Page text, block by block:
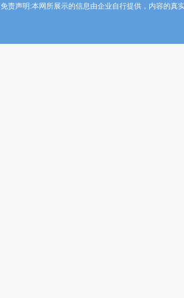
免责声明:本网所展示的信息由企业自行提供，内容的真